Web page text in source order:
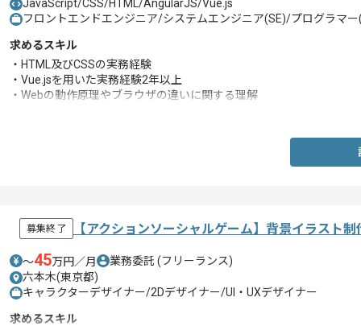
JavaScript/CSS/HTML/AngularJS/Vue.js
フロントエンドエンジニア/システムエンジニア(SE)/プログラマー
求めるスキル
・HTML及びCSSの実務経験
・Vue.jsを用いた実務経験2年以上
・Webの動作原理やブラウザの違いに関する理解
募集終了 【アクションソーシャルゲーム】背景イラスト
〜45万円／月 業務委託 (フリーランス)
六本木(東京都)
キャラクターデザイナー/2Dデザイナー/UI・UXデザイナー
求めるスキル